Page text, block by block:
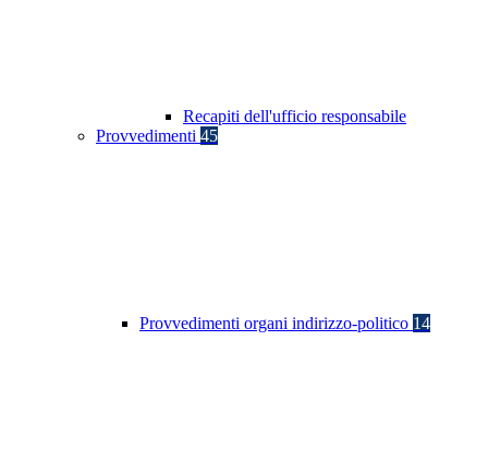
Recapiti dell'ufficio responsabile
Provvedimenti 45
Provvedimenti organi indirizzo-politico 14